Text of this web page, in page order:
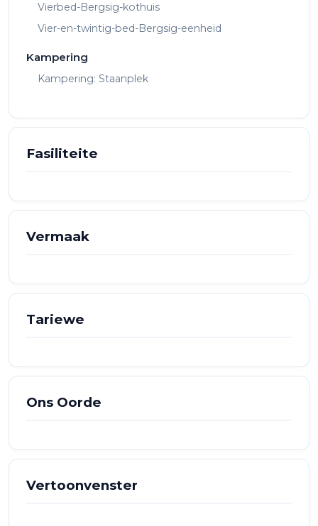
Vierbed-Bergsig-kothuis
Vier-en-twintig-bed-Bergsig-eenheid
Kampering
Kampering: Staanplek
Fasiliteite
Vermaak
Tariewe
Ons Oorde
Vertoonvenster